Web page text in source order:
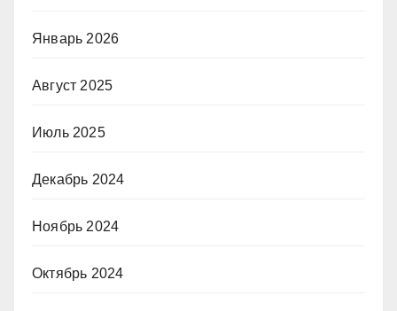
Январь 2026
Август 2025
Июль 2025
Декабрь 2024
Ноябрь 2024
Октябрь 2024